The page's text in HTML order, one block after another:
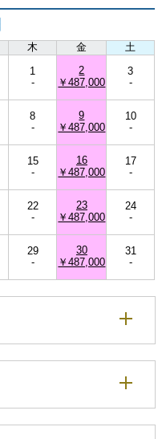
木 金 土
1
-
2
￥487,000
3
-
8
-
9
￥487,000
10
-
15
-
16
￥487,000
17
-
22
-
23
￥487,000
24
-
29
-
30
￥487,000
31
-